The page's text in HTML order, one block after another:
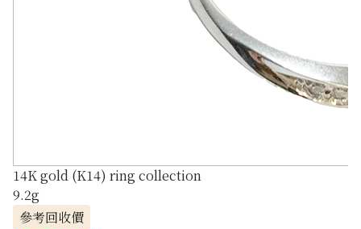
14K gold (K14) ring collection
9.2g
參考回收價